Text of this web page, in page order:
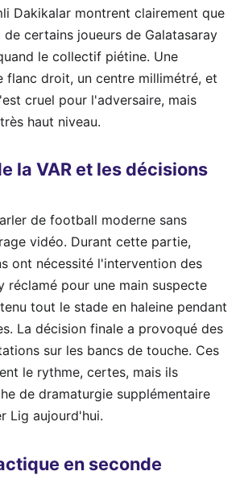
Dakikalar montrent clairement que
certains joueurs de Galatasaray
le collectif piétine. Une
flanc droit, un centre millimétré, et
cruel pour l'adversaire, mais
haut niveau.
la VAR et les décisions
de football moderne sans
vidéo. Durant cette partie,
ont nécessité l'intervention des
réclamé pour une main suspecte
tout le stade en haleine pendant
La décision finale a provoqué des
sur les bancs de touche. Ces
le rythme, certes, mais ils
de dramaturgie supplémentaire
Lig aujourd'hui.
en seconde